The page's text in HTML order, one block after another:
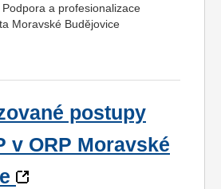
a profesionalizace
Moravské Budějovice
postupy
v ORP Moravské